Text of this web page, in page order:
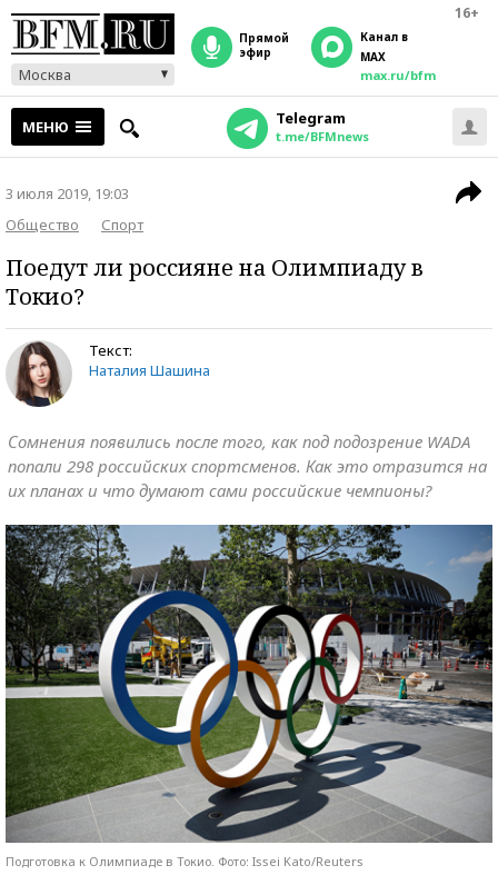
16+
Москва
прямой
эфир
Канал в
MAX
max.ru/bfm
МЕНЮ Telegram
t.me/BFMnews
3 июля 2019, 19:03
Общество
Спорт
Поедут ли россияне на Олимпиаду в
Токио?
Текст:
Наталия Шашина
Сомнения появились после того, как под подозрение WADA
попали 298 российских спортсменов. Как это отразится на
их планах и что думают сами российские чемпионы?
Подготовка к Олимпиаде в Токио. Фото: Issei Kato/Reuters